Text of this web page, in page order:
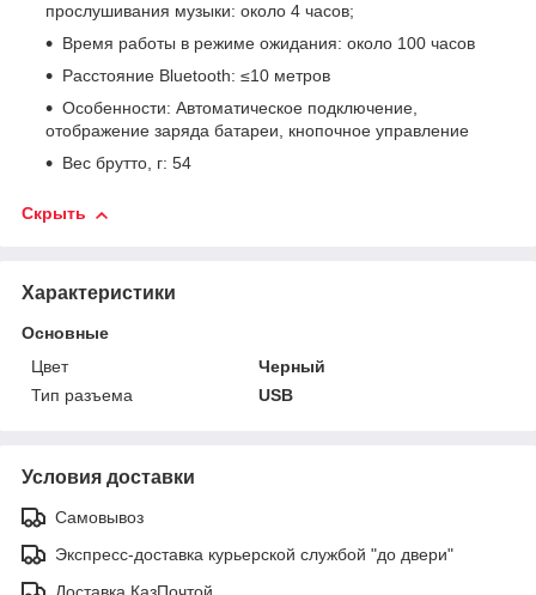
прослушивания музыки: около 4 часов;
Время работы в режиме ожидания: около 100 часов
Расстояние Bluetooth: ≤10 метров
Особенности: Автоматическое подключение,
отображение заряда батареи, кнопочное управление
Вес брутто, г: 54
Скрыть
Характеристики
Основные
Цвет
Черный
Тип разъема
USB
Условия доставки
Самовывоз
Экспресс-доставка курьерской службой "до двери"
Доставка КазПочтой